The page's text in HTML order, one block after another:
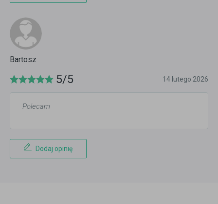
Bartosz
5/5 14 lutego 2026
Polecam
Dodaj opinię